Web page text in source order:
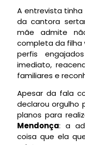
A entrevista
da cantora
mãe admite
completa da filha
perfis
imediato,
familiares e
Apesar da fala
declarou orgulho
planos para
Mendonça: a
coisa que ela